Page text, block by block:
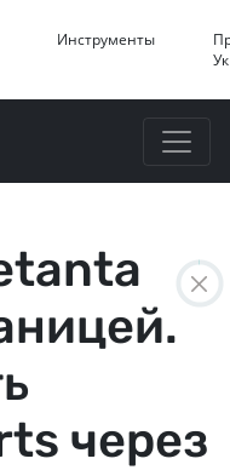
Инструменты
через